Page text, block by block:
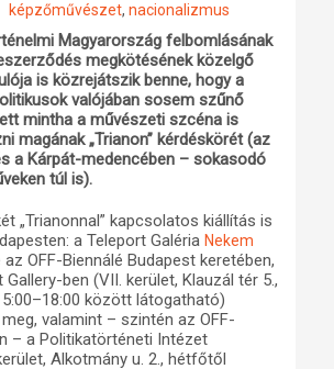
Műhelymunkák
képzőművészet, nacionalizmus
Magyarország felbomlásának
megkötésének közelgő
is közrejátszik benne, hogy a
valójában sosem szűnő
mintha a művészeti szcéna is
magának „Trianon” kérdéskörét (az
a Kárpát-medencében – sokasodó
túl is).
„Trianonnal” kapcsolatos kiállítás is
a Teleport Galéria Nekem
OFF-Biennálé Budapest keretében,
ben (VII. kerület, Klauzál tér 5.,
között látogatható)
valamint – szintén az OFF-
– a Politikatörténeti Intézet
Alkotmány u. 2., hétfőtől